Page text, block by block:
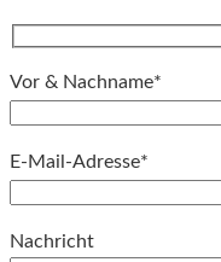
Vor & Nachname*
E-Mail-Adresse*
Nachricht